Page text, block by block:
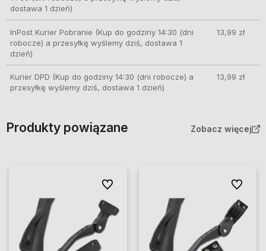
dostawa 1 dzień)
InPost Kurier Pobranie (Kup do godziny 14:30 (dni
robocze) a przesyłkę wyślemy dziś, dostawa 1
dzień)
13,99 zł
Kurier DPD (Kup do godziny 14:30 (dni robocze) a
przesyłkę wyślemy dziś, dostawa 1 dzień)
13,99 zł
Produkty powiązane Zobacz więcej
Do ulubionych Do